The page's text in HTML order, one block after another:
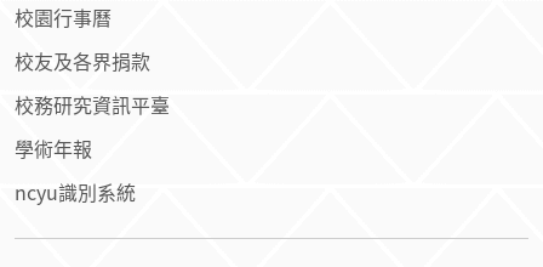
校園行事曆
校友及各界捐款
校務研究資訊平臺
學術年報
ncyu識別系統